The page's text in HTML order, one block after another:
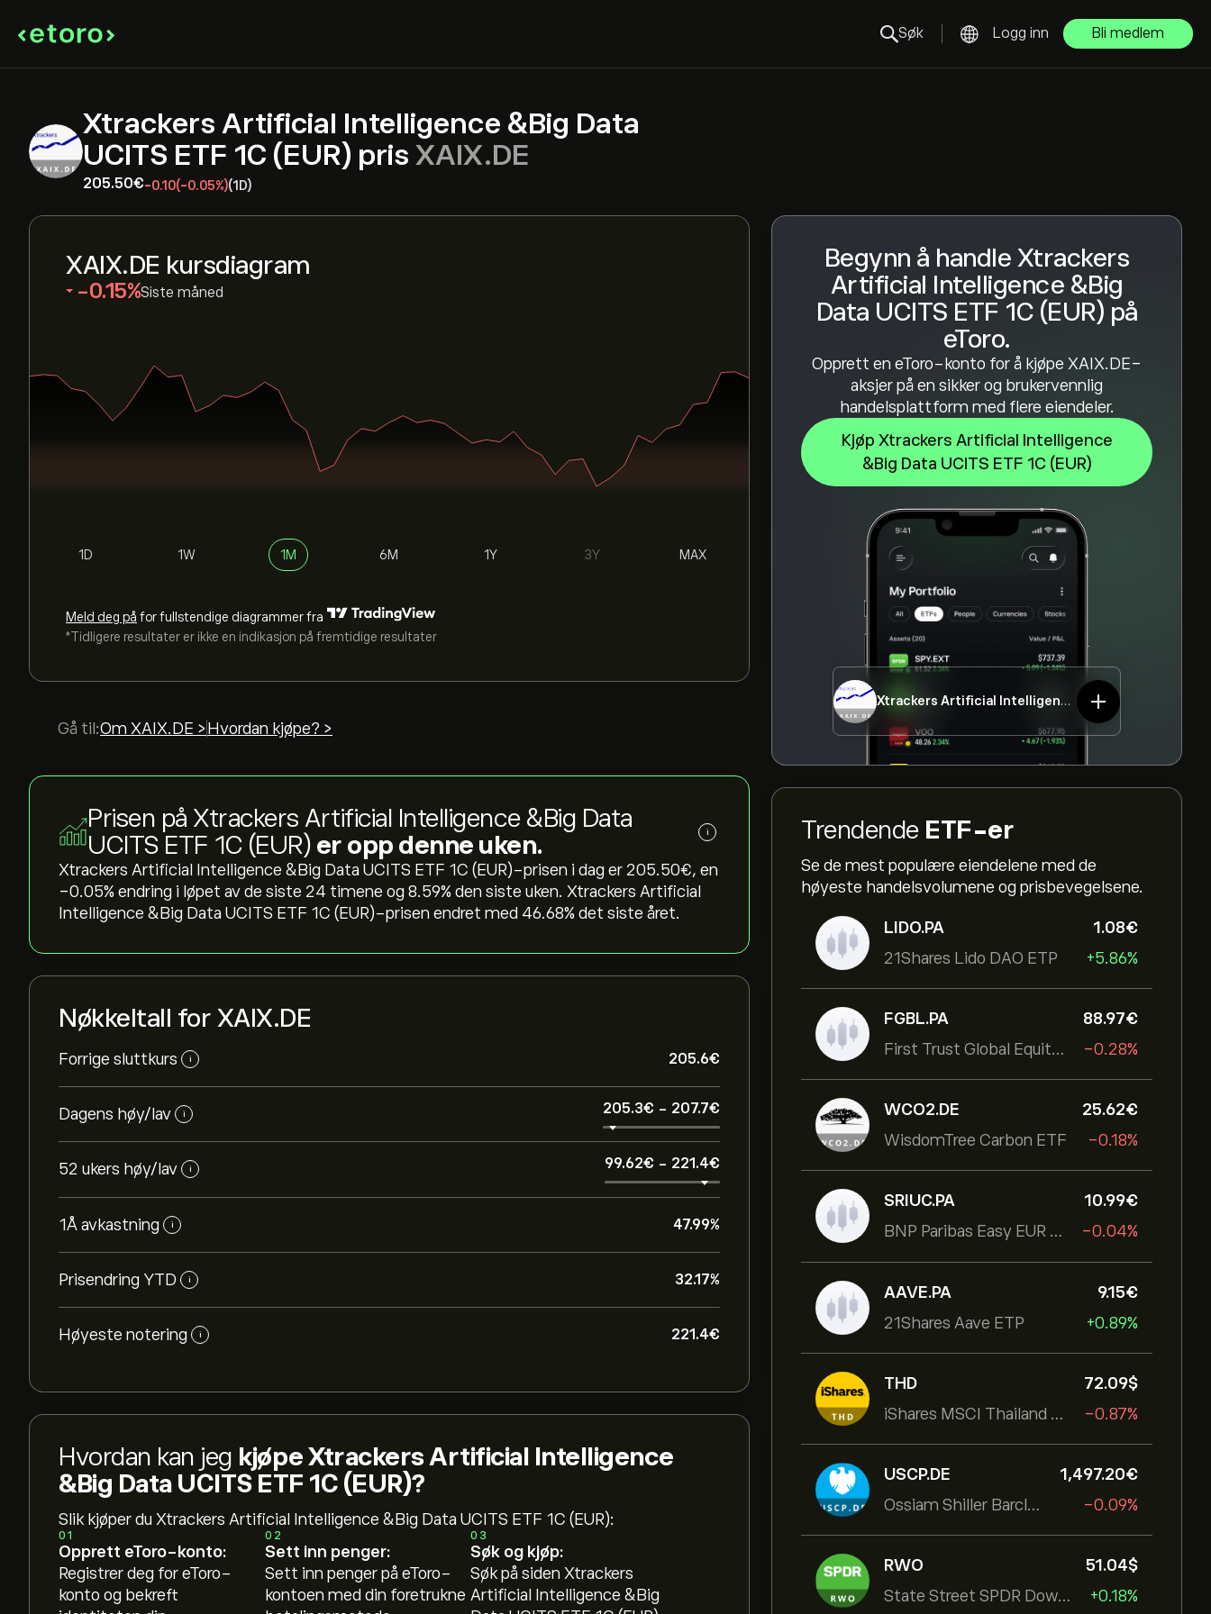
Søk Logg inn Bli medlem
Xtrackers Artificial Intelligence &Big Data
UCITS ETF 1C (EUR) pris XAIX.DE
205.50‎€‎-0.10(-0.05%)(1D)
Begynn å handle Xtrackers
Artificial Intelligence &Big
Data UCITS ETF 1C (EUR) på
eToro.
Opprett en eToro-konto for å kjøpe XAIX.DE-
aksjer på en sikker og brukervennlig
handelsplattform med flere eiendeler.
Kjøp Xtrackers Artificial Intelligence
&Big Data UCITS ETF 1C (EUR)
Xtrackers Artificial Intelligence &Big Data UCITS ETF 1C (EUR)
Trendende ETF-er
Se de mest populære eiendelene med de
høyeste handelsvolumene og prisbevegelsene.
LIDO.PA
21Shares Lido DAO ETP
1.08‎€‎
+5.86%
FGBL.PA
First Trust Global Equity Income UCITS ETF
88.97‎€‎
-0.28%
WCO2.DE
WisdomTree Carbon ETF
25.62‎€‎
-0.18%
SRIUC.PA
BNP Paribas Easy EUR Corp Bond SRI Fossil Free Ult
10.99‎€‎
-0.04%
AAVE.PA
21Shares Aave ETP
9.15‎€‎
+0.89%
THD
iShares MSCI Thailand ETF
72.09‎$‎
-0.87%
USCP.DE
Ossiam Shiller Barclays Cape US Sector Value TR
1,497.20‎€‎
-0.09%
RWO
State Street SPDR Dow Jones Global
51.04‎$‎
+0.18%
XAIX.DE kursdiagram
‎-0.15‎ Siste måned
1D 1W 1M 6M 1Y 3Y MAX
Meld deg på for fullstendige diagrammer fra
*Tidligere resultater er ikke en indikasjon på fremtidige resultater
Gå til:Om XAIX.DE > Hvordan kjøpe? >
Prisen på Xtrackers Artificial Intelligence &Big Data
UCITS ETF 1C (EUR) er opp denne uken. i
Xtrackers Artificial Intelligence &Big Data UCITS ETF 1C (EUR)-prisen i dag er 205.50‎€‎, en
‎-0.05‎% endring i løpet av de siste 24 timene og ‎8.59‎% den siste uken. Xtrackers Artificial
Intelligence &Big Data UCITS ETF 1C (EUR)-prisen endret med ‎46.68‎% det siste året.
Nøkkeltall for XAIX.DE
Forrige sluttkurs i 205.6‎€‎
Dagens høy/lav i 205.3‎€‎ - 207.7‎€‎
52 ukers høy/lav i 99.62‎€‎ - 221.4‎€‎
1Å avkastning i 47.99%
Prisendring YTD i 32.17%
Høyeste notering i 221.4‎€‎
Hvordan kan jeg kjøpe Xtrackers Artificial Intelligence
&Big Data UCITS ETF 1C (EUR)?
Slik kjøper du Xtrackers Artificial Intelligence &Big Data UCITS ETF 1C (EUR):
01
Opprett eToro-konto:
Registrer deg for eToro-
konto og bekreft
02
Sett inn penger:
Sett inn penger på eToro-
kontoen med din foretrukne
03
Søk og kjøp:
Søk på siden Xtrackers
Artificial Intelligence &Big
Gjeldende pris på XAIX.DE er 205.50‎€‎